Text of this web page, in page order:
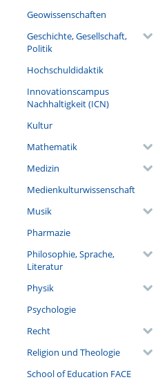
Geowissenschaften
Geschichte, Gesellschaft,
Politik
Hochschuldidaktik
Innovationscampus
Nachhaltigkeit (ICN)
Kultur
Mathematik
Medizin
Medienkulturwissenschaft
Musik
Pharmazie
Philosophie, Sprache,
Literatur
Physik
Psychologie
Recht
Religion und Theologie
School of Education FACE